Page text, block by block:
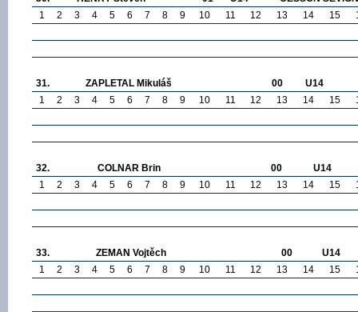
1
2 3 4 5 6 7 8 9 10 11 12 13 14 15
31. ZAPLETAL Mikuláš 00
U14
1
2 3 4 5 6 7 8 9 10 11 12 13 14 15
32. COLNAR Brin 00
U14
1
2 3 4 5 6 7 8 9 10 11 12 13 14 15
33. ZEMAN Vojtěch 00
U14
1
2 3 4 5 6 7 8 9 10 11 12 13 14 15